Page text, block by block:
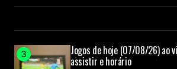
Jogos de hoje (07/08/26) ao
assistir e horário